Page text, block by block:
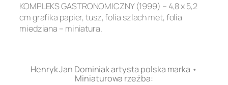
KOMPLEKS GASTRONOMICZNY (1999) – 4,8 x 5,2
cm grafika papier, tusz, folia szlach met, folia
miedziana – miniatura.
Henryk Jan Dominiak artysta polska marka •
Miniaturowa rzeźba: